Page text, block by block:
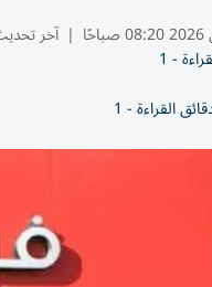
| آخر
- 1
القراءة - 1